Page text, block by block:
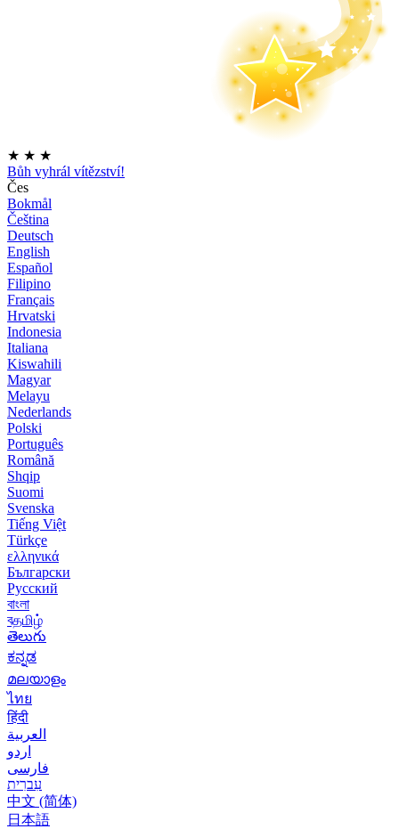
★ ★ ★
Bůh vyhrál vítězství!
Čes
Bokmål
Čeština
Deutsch
English
Español
Filipino
Français
Hrvatski
Indonesia
Italiana
Kiswahili
Magyar
Melayu
Nederlands
Polski
Português
Română
Shqip
Suomi
Svenska
Tiếng Việt
Türkçe
ελληνικά
Български
Русский
বাংলা
বதமிழ்
తెలుగు
ಕನ್ನಡ
മലയാളം
ไทย
हिंदी
العربية
اردو
فارسی
עִברִית
中文 (简体)
日本語